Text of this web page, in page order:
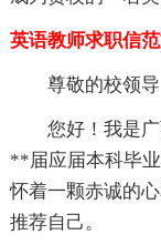
英语教师求职信
尊敬的校领导
您好！我是
**届应届本科毕
怀着一颗赤诚的
推荐自己。